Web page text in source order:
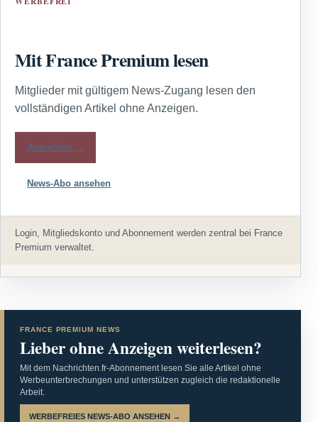
Mit France Premium lesen
Mitglieder mit gültigem News-Zugang lesen den
vollständigen Artikel ohne Anzeigen.
Anmelden →
News-Abo ansehen
Login, Mitgliedskonto und Abonnement werden zentral bei France
Premium verwaltet.
FRANCE PREMIUM NEWS
Lieber ohne Anzeigen weiterlesen?
Mit dem Nachrichten.fr-Abonnement lesen Sie alle Artikel ohne
Werbeunterbrechungen und unterstützen zugleich die redaktionelle
Arbeit.
WERBEFREIES NEWS-ABO ANSEHEN →